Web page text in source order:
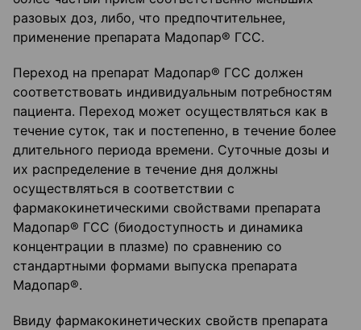
разовых доз, либо, что предпочтительнее,
применение препарата Мадопар® ГСС.
Переход на препарат Мадопар® ГСС должен
соответствовать индивидуальным потребностям
пациента. Переход может осуществляться как в
течение суток, так и постепенно, в течение более
длительного периода времени. Суточные дозы и
их распределение в течение дня должны
осуществляться в соответствии с
фармакокинетическими свойствами препарата
Мадопар® ГСС (биодоступность и динамика
концентрации в плазме) по сравнению со
стандартными формами выпуска препарата
Мадопар®.
Ввиду фармакокинетических свойств препарата